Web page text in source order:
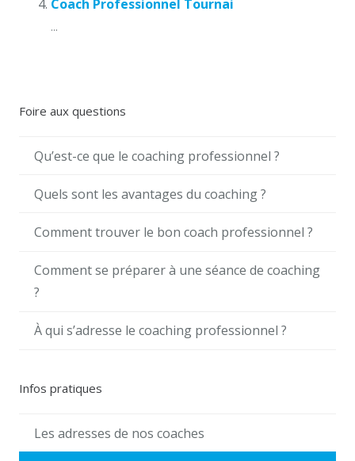
Coach Professionnel Tournai
...
Foire aux questions
Qu’est-ce que le coaching professionnel ?
Quels sont les avantages du coaching ?
Comment trouver le bon coach professionnel ?
Comment se préparer à une séance de coaching
?
À qui s’adresse le coaching professionnel ?
Infos pratiques
Les adresses de nos coaches